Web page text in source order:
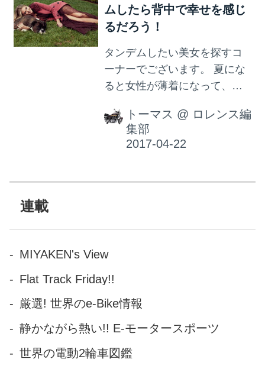
ムしたら背中で幸せを感じ
るだろう！
タンデムしたい美女を探すコ
ーナーでございます。 夏にな
ると女性が薄着になって、つ
いますが、むしろ胸から絶対
に目を離してはいけない！危
険！というくらいパワフル
を授かったような方がいらっ
います。1992年6月10日生ま
です。 【1/100の映画評】浮気
性の男には見てられない
法』 - LAWRENCE -
Motorcycle x Cars + α = Your
トーマス @ ロレンス編
集部
連載
MIYAKEN's View
Flat Track Friday!!
厳選! 世界のe-Bike情報
静かながら熱い!! E-モータースポーツ
世界の電動2輪車図鑑